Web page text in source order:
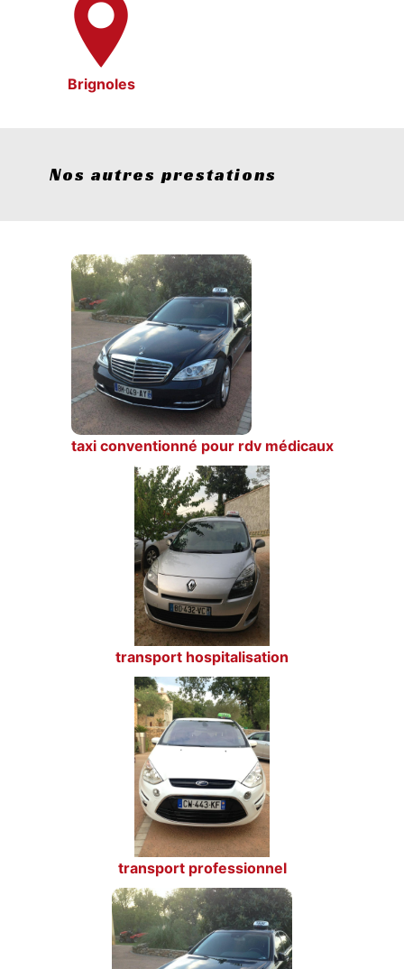
Brignoles
Nos autres prestations
taxi conventionné pour rdv médicaux
transport hospitalisation
transport professionnel